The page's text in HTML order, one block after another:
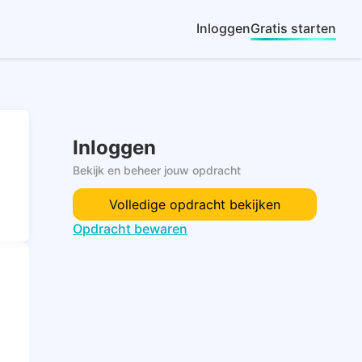
InloggenGratis starten
Inloggen
Bekijk en beheer jouw opdracht
Volledige opdracht bekijken
Opdracht bewaren